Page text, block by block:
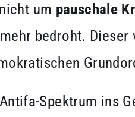
um pauschale
bedroht.
Spektrum ins